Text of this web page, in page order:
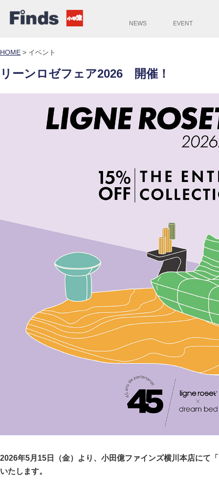
NEWS EVENT
HOME > イベント
リーンロゼフェア2026 開催！
2026年5月15日（金）より、小田億ファインズ横川本店にて
いたします。